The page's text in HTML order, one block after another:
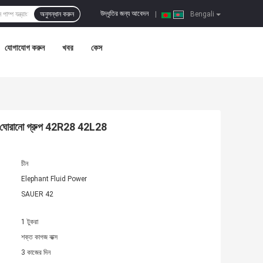
Bengali
উদ্ধৃতির জন্য আবেদন
অনুসন্ধান করুন
যোগাযোগ করুন খবর কেস
ঘোরানো গ্রুপ 42R28 42L28
চীন
Elephant Fluid Power
SAUER 42
1 টুকরা
শক্ত কাগজ বাক্স
3 কাজের দিন